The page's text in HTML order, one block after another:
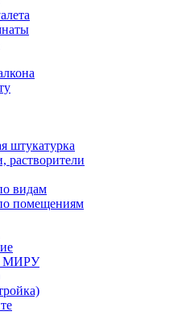
штукатурка
растворители
видам
помещениям
МИРУ